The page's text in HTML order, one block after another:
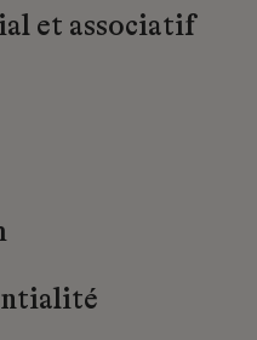
et associatif